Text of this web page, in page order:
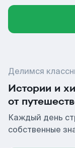
Делимся
Истории и
от
Каждый день
собственные